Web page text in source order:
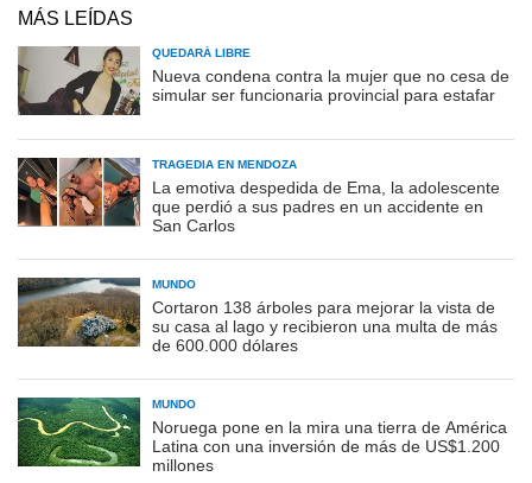
MÁS LEÍDAS
QUEDARÁ LIBRE
Nueva condena contra la mujer que no cesa de
simular ser funcionaria provincial para estafar
TRAGEDIA EN MENDOZA
La emotiva despedida de Ema, la adolescente
que perdió a sus padres en un accidente en
San Carlos
MUNDO
Cortaron 138 árboles para mejorar la vista de
su casa al lago y recibieron una multa de más
de 600.000 dólares
MUNDO
Noruega pone en la mira una tierra de América
Latina con una inversión de más de US$1.200
millones